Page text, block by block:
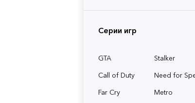
Серии игр
GTA
Stalker
Call of Duty
Need for
Far Cry
Metro